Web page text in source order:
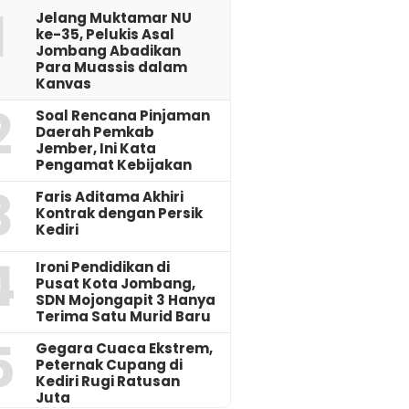
Jelang Muktamar NU
ke-35, Pelukis Asal
Jombang Abadikan
Para Muassis dalam
Kanvas
‎Soal Rencana Pinjaman
Daerah Pemkab
Jember, Ini Kata
Pengamat Kebijakan ‎
Faris Aditama Akhiri
Kontrak dengan Persik
Kediri
Ironi Pendidikan di
Pusat Kota Jombang,
SDN Mojongapit 3 Hanya
Terima Satu Murid Baru
‎Gegara Cuaca Ekstrem,
Peternak Cupang di
Kediri Rugi Ratusan
Juta